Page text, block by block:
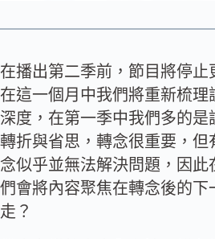
在播出第二季前，節目將停止
在這一個月中我們將重新梳理
深度，在第一季中我們多的是
轉折與省思，轉念很重要，但
念似乎並無法解決問題，因此
們會將內容聚焦在轉念後的下
走？